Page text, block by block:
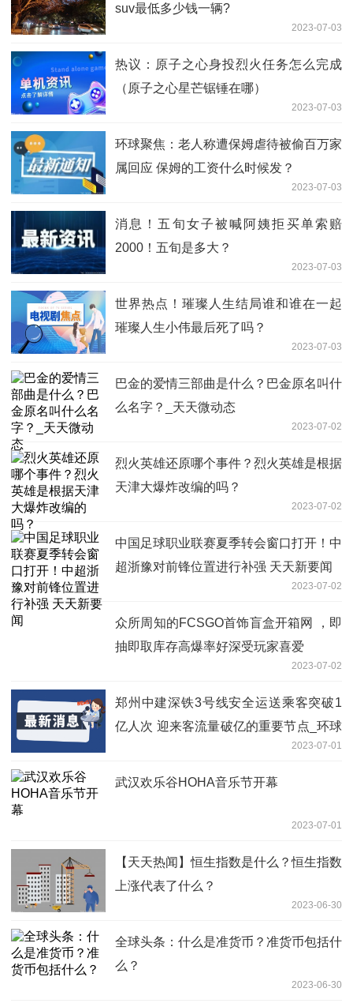
suv最低多少钱一辆?
2023-07-03
热议：原子之心身投烈火任务怎么完成
（原子之心星芒锯锤在哪）
2023-07-03
环球聚焦：老人称遭保姆虐待被偷百万家
属回应 保姆的工资什么时候发？
2023-07-03
消息！五旬女子被喊阿姨拒买单索赔
2000！五旬是多大？
2023-07-03
世界热点！璀璨人生结局谁和谁在一起
璀璨人生小伟最后死了吗？
2023-07-03
巴金的爱情三部曲是什么？巴金原名叫什
么名字？_天天微动态
2023-07-02
烈火英雄还原哪个事件？烈火英雄是根据
天津大爆炸改编的吗？
2023-07-02
中国足球职业联赛夏季转会窗口打开！中
超浙豫对前锋位置进行补强 天天新要闻
2023-07-02
众所周知的FCSGO首饰盲盒开箱网 ，即
抽即取库存高爆率好深受玩家喜爱
2023-07-02
郑州中建深铁3号线安全运送乘客突破1
亿人次 迎来客流量破亿的重要节点_环球
2023-07-01
武汉欢乐谷HOHA音乐节开幕
2023-07-01
【天天热闻】恒生指数是什么？恒生指数
上涨代表了什么？
2023-06-30
全球头条：什么是准货币？准货币包括什
么？
2023-06-30